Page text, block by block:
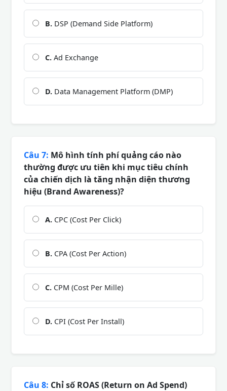
B. DSP (Demand Side Platform)
C. Ad Exchange
D. Data Management Platform (DMP)
Câu 7: Mô hình tính phí quảng cáo nào
thường được ưu tiên khi mục tiêu chính
của chiến dịch là tăng nhận diện thương
hiệu (Brand Awareness)?
A. CPC (Cost Per Click)
B. CPA (Cost Per Action)
C. CPM (Cost Per Mille)
D. CPI (Cost Per Install)
Câu 8: Chỉ số ROAS (Return on Ad Spend)